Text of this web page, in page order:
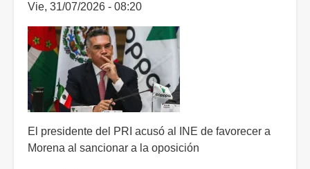
Vie, 31/07/2026 - 08:20
El presidente del PRI acusó al INE de favorecer a
Morena al sancionar a la oposición